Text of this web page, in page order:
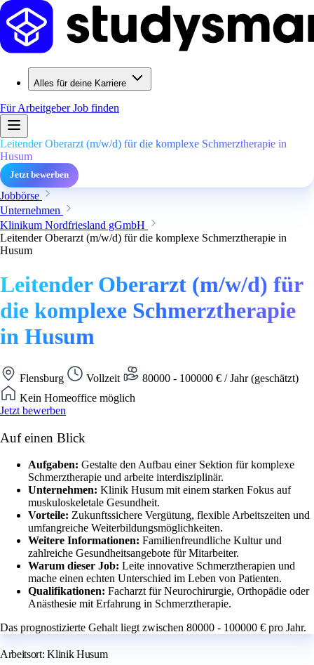
Alles für deine Karriere
Für ArbeitgeberJob finden
Leitender Oberarzt (m/w/d) für die komplexe Schmerztherapie in
Husum
Jetzt bewerben
Jobbörse
Unternehmen
Klinikum Nordfriesland gGmbH
Leitender Oberarzt (m/w/d) für die komplexe Schmerztherapie in
Husum
Leitender Oberarzt (m/w/d) für
die komplexe Schmerztherapie
in Husum
Flensburg Vollzeit
80000 - 100000 € / Jahr (geschätzt)
Kein Homeoffice möglich
Jetzt bewerben
Auf einen Blick
Aufgaben: Gestalte den Aufbau einer Sektion für komplexe
Schmerztherapie und arbeite interdisziplinär.
Unternehmen: Klinik Husum mit einem starken Fokus auf
muskuloskeletale Gesundheit.
Vorteile: Zukunftssichere Vergütung, flexible Arbeitszeiten und
umfangreiche Weiterbildungsmöglichkeiten.
Weitere Informationen: Familienfreundliche Kultur und
zahlreiche Gesundheitsangebote für Mitarbeiter.
Warum dieser Job: Leite innovative Schmerztherapien und
mache einen echten Unterschied im Leben von Patienten.
Qualifikationen: Facharzt für Neurochirurgie, Orthopädie oder
Anästhesie mit Erfahrung in Schmerztherapie.
Das prognostizierte Gehalt liegt zwischen 80000 - 100000 € pro Jahr.
Arbeitsort: Klinik Husum